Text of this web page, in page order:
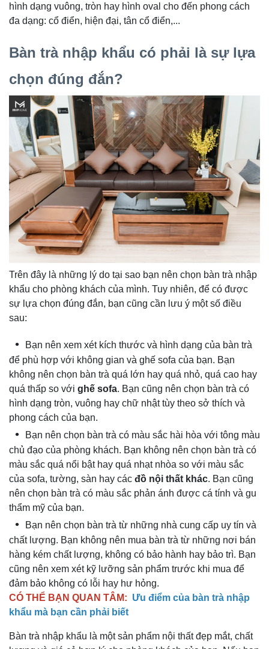
hình dạng vuông, tròn hay hình oval cho đến phong cách
đa dạng: cổ điển, hiện đại, tân cổ điển,...
Bàn trà nhập khẩu có phải là sự lựa
chọn đúng đắn?
Trên đây là những lý do tại sao bạn nên chọn bàn trà nhập
khẩu cho phòng khách của mình. Tuy nhiên, để có được
sự lựa chọn đúng đắn, bạn cũng cần lưu ý một số điều
sau:
Bạn nên xem xét kích thước và hình dạng của bàn trà
để phù hợp với không gian và ghế sofa của bạn. Bạn
không nên chọn bàn trà quá lớn hay quá nhỏ, quá cao hay
quá thấp so với ghế sofa. Bạn cũng nên chọn bàn trà có
hình dạng tròn, vuông hay chữ nhật tùy theo sở thích và
phong cách của bạn.
Bạn nên chọn bàn trà có màu sắc hài hòa với tông màu
chủ đạo của phòng khách. Bạn không nên chọn bàn trà có
màu sắc quá nổi bật hay quá nhạt nhòa so với màu sắc
của sofa, tường, sàn hay các đồ nội thất khác. Bạn cũng
nên chọn bàn trà có màu sắc phản ánh được cá tính và gu
thẩm mỹ của bạn.
Bạn nên chọn bàn trà từ những nhà cung cấp uy tín và
chất lượng. Bạn không nên mua bàn trà từ những nơi bán
hàng kém chất lượng, không có bảo hành hay bảo trì. Bạn
cũng nên xem xét kỹ lưỡng sản phẩm trước khi mua để
đảm bảo không có lỗi hay hư hỏng.
CÓ THỂ BẠN QUAN TÂM: Ưu điểm của bàn trà nhập
khẩu mà bạn cần phải biết
Bàn trà nhập khẩu là một sản phẩm nội thất đẹp mắt, chất